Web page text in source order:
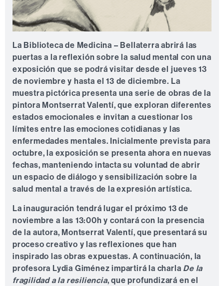
La Biblioteca de Medicina – Bellaterra abrirá las
puertas a la reflexión sobre la salud mental con una
exposición que se podrá visitar desde el jueves 13
de noviembre y hasta el 13 de diciembre. La
muestra pictórica presenta una serie de obras de la
pintora Montserrat Valentí, que exploran diferentes
estados emocionales e invitan a cuestionar los
límites entre las emociones cotidianas y las
enfermedades mentales. Inicialmente prevista para
octubre, la exposición se presenta ahora en nuevas
fechas, manteniendo intacta su voluntad de abrir
un espacio de diálogo y sensibilización sobre la
salud mental a través de la expresión artística.
Lainauguración tendrá lugar el próximo13 de
noviembre a las 13:00h y contará con la presencia
de la autora, Montserrat Valentí, que presentará su
proceso creativo y las reflexiones que han
inspirado las obras expuestas. A continuación, la
profesora Lydia Giménez impartirá la charla De la
fragilidad a la resiliencia, que profundizará en el